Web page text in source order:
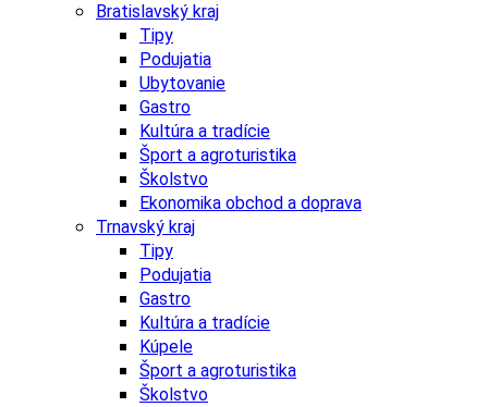
Bratislavský kraj
Tipy
Podujatia
Ubytovanie
Gastro
Kultúra a tradície
Šport a agroturistika
Školstvo
Ekonomika obchod a doprava
Trnavský kraj
Tipy
Podujatia
Gastro
Kultúra a tradície
Kúpele
Šport a agroturistika
Školstvo